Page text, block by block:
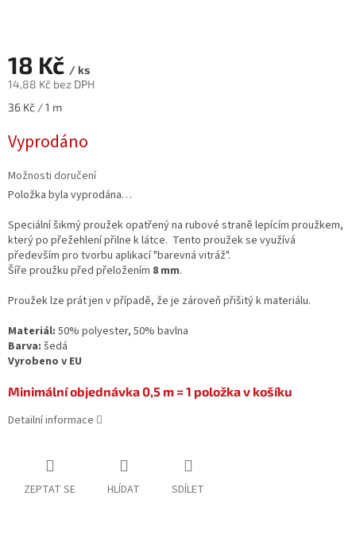
18 Kč / ks
14,88 Kč bez DPH
Měrná
36 Kč / 1 m
Vyprodáno
Možnosti doručení
Položka byla vyprodána…
Speciální šikmý proužek opatřený na rubové straně lepícím proužkem,
který po přežehlení přilne k látce. Tento proužek se využívá
především pro tvorbu aplikací "barevná vitráž".
Šíře proužku před přeložením 8 mm.
Proužek lze prát jen v případě, že je zároveň přišitý k materiálu.
Materiál: 50% polyester, 50% bavlna
Barva: šedá
Vyrobeno v EU
Minimální objednávka 0,5 m = 1 položka v košíku
Detailní informace
ZEPTAT SE HLÍDAT SDÍLET